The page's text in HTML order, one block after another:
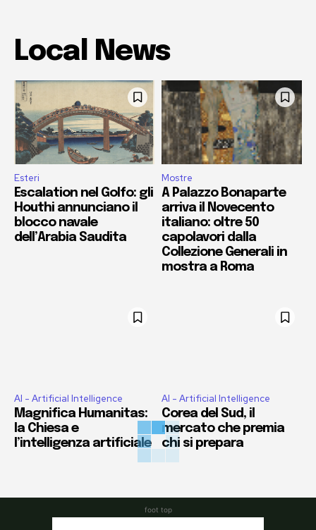
Local News
Esteri
Escalation nel Golfo: gli
Houthi annunciano il
blocco navale
dell’Arabia Saudita
Mostre
A Palazzo Bonaparte
arriva il Novecento
italiano: oltre 50
capolavori dalla
Collezione Generali in
mostra a Roma
AI - Artificial Intelligence
Magnifica Humanitas:
la Chiesa e
l’intelligenza artificiale
AI - Artificial Intelligence
Corea del Sud, il
mercato che premia
chi si prepara
foot top